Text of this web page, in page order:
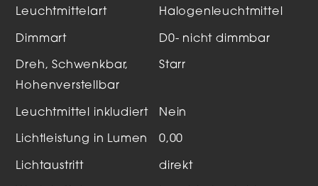
Leuchtmittelart Halogenleuchtmittel
Dimmart D0- nicht dimmbar
Dreh, Schwenkbar,
Hohenverstellbar
Starr
Leuchtmittel inkludiert Nein
Lichtleistung in Lumen 0,00
Lichtaustritt direkt